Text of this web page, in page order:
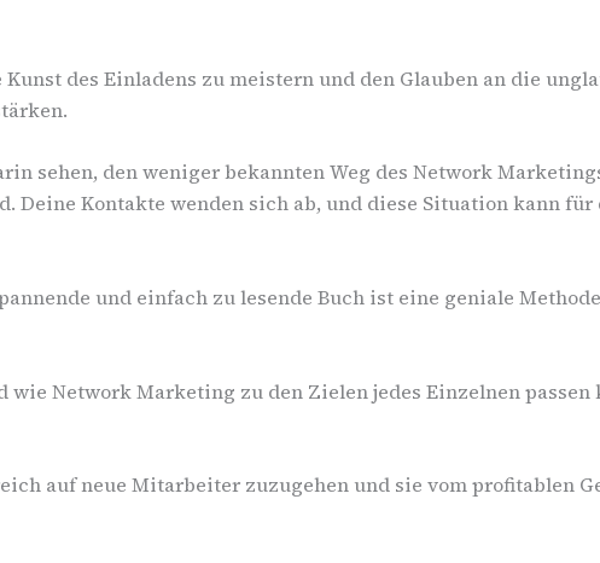
des Einladens zu meistern und den Glauben an die
sehen, den weniger bekannten Weg des Network
Deine Kontakte wenden sich ab, und diese Situation kann
und einfach zu lesende Buch ist eine geniale
Network Marketing zu den Zielen jedes Einzelnen
auf neue Mitarbeiter zuzugehen und sie vom profitablen